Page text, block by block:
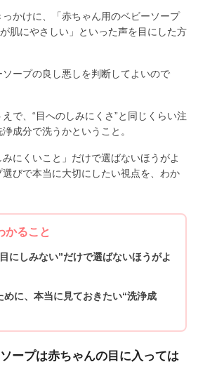
かけに、「赤ちゃん用のベビーソープ
肌にやさしい」といった声を目にした方
ープの良し悪しを判断してよいので
で、“目へのしみにくさ”と同じくらい注
成分で洗うかということ。
にくいこと」だけで選ばないほうがよ
びで本当に大切にしたい視点を、わか
かること
にしみない”だけで選ばないほうがよ
めに、本当に見ておきたい“洗浄成
ープは赤ちゃんの目に入っては